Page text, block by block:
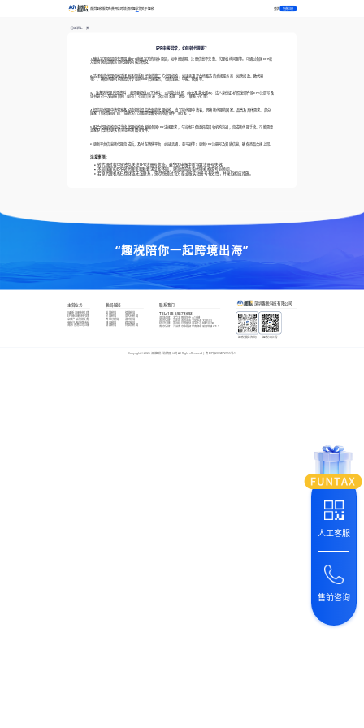
人工客服
售前咨询
首页趣税服务免费开店跨境资讯趣学院关于趣税 登录 免费注册
返回上一页
EPR申报异常，如何转代理呢？
1.确认异常原因首先需明确EPR申报异常的具体原因，如申报逾期、注册信息不完整、代理机构问题等。可通过各国EPR官
方查询网站或联系原代理机构核实情况。
2.选择新的代理机构选择具备资质和经验的第三方代理机构，如速卖通平台特甄选的合规服务商（如跨规盈、欧代易
等）。确保代理机构能提供专业的EPR合规服务，包括注册、申报、续费等。
3。准备转代理所需资料一般需要提供以下材料：公司营业执照（中文及英文版本）法人身份证/护照复印件原EPR注册号及
证书最近一次申报回执（如有）公司信息表（含公司名称、地址、联系方式等）
4.提交转代理申请将准备好的资料提交给新的代理机构，填写转代理申请表，明确转代理的国家、品类及具体需求。部分
国家（如德国WE EE、电池法）可能需要额外的授权文件（POA）。
5.配合代理机构完成手续代理机构会根据各国EPR法规要求，与当地环保组织或回收机构沟通，完成转代理手续。可能需要
卖家配合提供更多信息或签署相关文件。
6.更新平台信息转代理完成后，及时在销售平台（如速卖通、亚马逊等）更新EPR注册号及资质信息，确保商品合规上架。
注意事项 ：
转代理过程中需密切关注EPR注册号状态，避免因申报中断导致注册号失效。
不同国家的EPR转代理流程和要求可能不同，建议提前咨询代理机构或专业顾问。
若原代理机构已倒闭或无法联系，需尽快通过官方渠道核实注册号有效性，并采取相应措施。
“趣税陪你一起跨境出海”
主营业务
VAT新注册/转代理
EPR新注册/转代理
全球产品合规服务
商标注册/外观专利
海外/香港公司注册
税局链接
英国税局
德国税局
法国税局
意大利税局
西班牙税局
波兰税局
捷克税局
荷兰税局
瑞典税局
阿联酋税局
联系我们
TEL:185 6587 3653
深圳总部
龙华龙胜恒博中心16楼
青岛分部
山东省青岛市市北区中海大厦503
杭州分部
浙江杭州市富亿商业中心B座1015B
南京分部 江苏南京市建邺区南部市政南塔楼621-1
深圳趣税科技有限公司
趣税服务咨询 趣税公众号
Copyright ©2026深圳趣税科技有限公司 All Rights Reserved | 粤ICP备2022072555号-1